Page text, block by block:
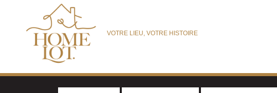
VOTRE LIEU, VOTRE HISTOIRE